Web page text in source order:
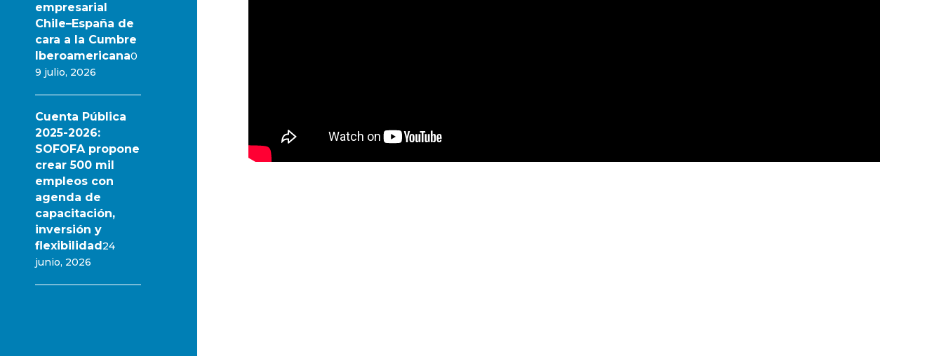
empresarial
Chile–España de
cara a la Cumbre
Iberoamericana0
9 julio, 2026
Cuenta Pública
2025-2026:
SOFOFA propone
crear 500 mil
empleos con
agenda de
capacitación,
inversión y
flexibilidad24
junio, 2026